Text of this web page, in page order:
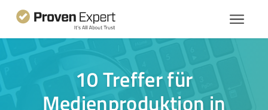
10 Treffer für
Medienproduktion in